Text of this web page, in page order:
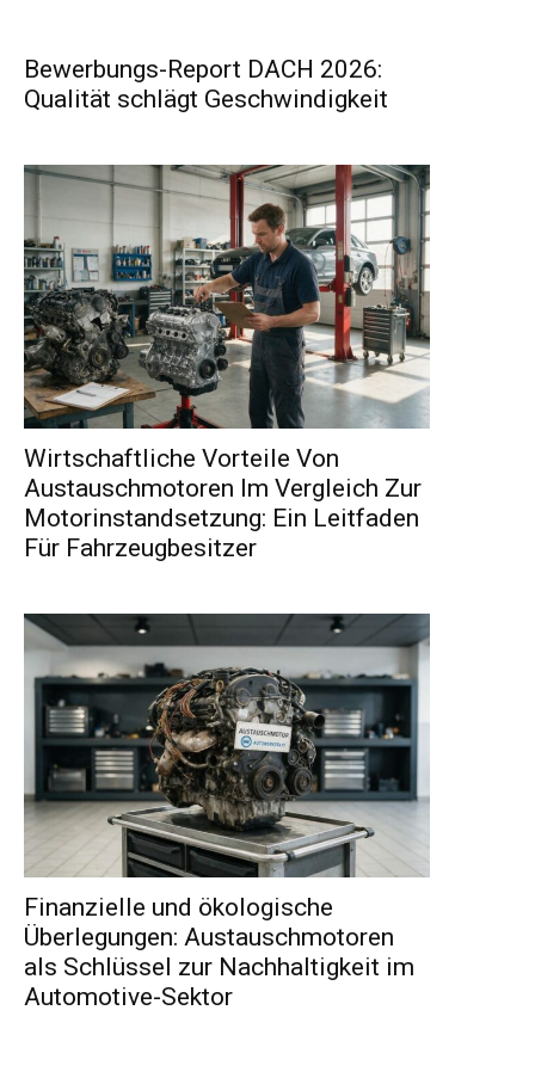
Bewerbungs-Report DACH 2026:
Qualität schlägt Geschwindigkeit
Wirtschaftliche Vorteile Von
Austauschmotoren Im Vergleich Zur
Motorinstandsetzung: Ein Leitfaden
Für Fahrzeugbesitzer
Finanzielle und ökologische
Überlegungen: Austauschmotoren
als Schlüssel zur Nachhaltigkeit im
Automotive-Sektor